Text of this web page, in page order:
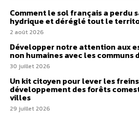
Comment le sol français a perdu
hydrique et déréglé tout le
2 août 2026
Développer notre attention aux
non humaines avec les communs
30 juillet 2026
Un kit citoyen pour lever les
développement des forêts
villes
29 juillet 2026